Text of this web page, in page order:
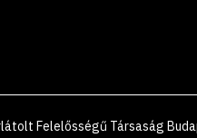
Felelősségű Társaság